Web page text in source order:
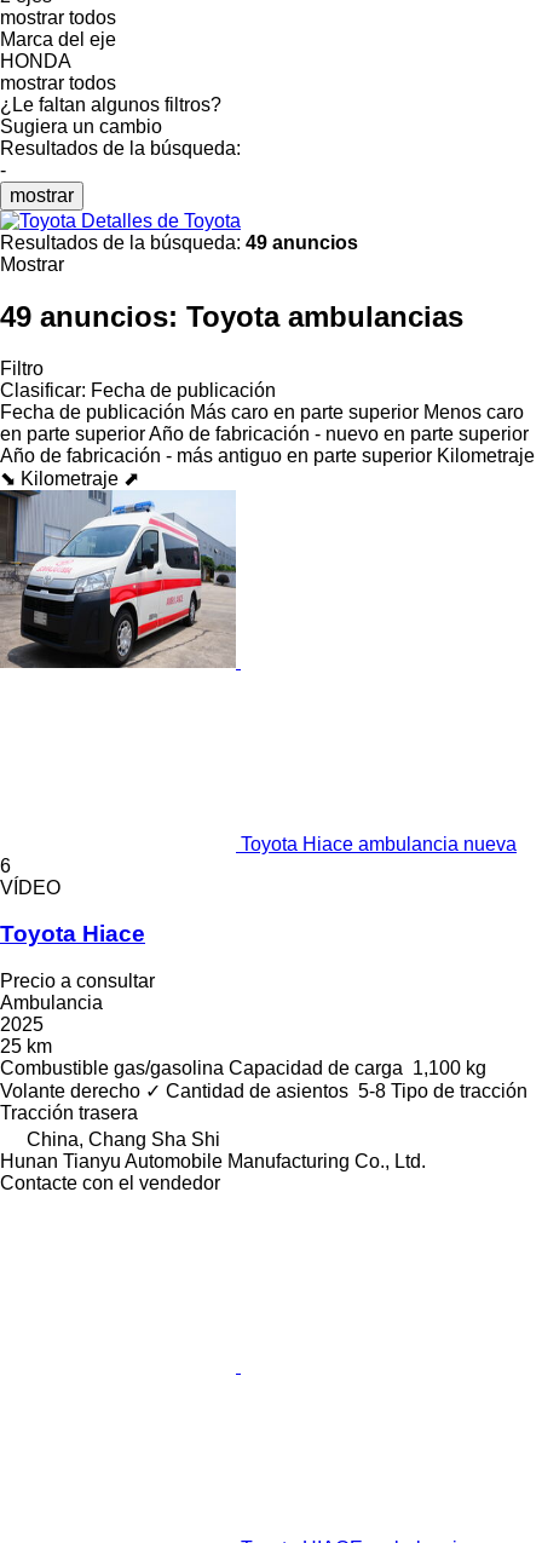
mostrar todos
Marca del eje
HONDA
mostrar todos
¿Le faltan algunos filtros?
Sugiera un cambio
Resultados de la búsqueda:
-
mostrar
Detalles de Toyota
Resultados de la búsqueda: 49 anuncios
Mostrar
49 anuncios: Toyota ambulancias
Filtro
Clasificar: Fecha de publicación
Fecha de publicación Más caro en parte superior Menos caro
en parte superiorAño de fabricación - nuevo en parte superior
Año de fabricación - más antiguo en parte superior Kilometraje
⬊ Kilometraje ⬈
Toyota Hiace ambulancia nueva
6
VÍDEO
Toyota Hiace
Precio a consultar
Ambulancia
2025
25 km
Combustible gas/gasolina Capacidad de carga 1,100 kg
Volante derecho ✓ Cantidad de asientos 5-8 Tipo de tracción
Tracción trasera
China, Chang Sha Shi
Hunan Tianyu Automobile Manufacturing Co., Ltd.
Contacte con el vendedor